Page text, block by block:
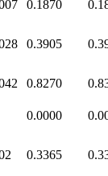
0.1870
0.3905
0.8270
0.0000
0.3365